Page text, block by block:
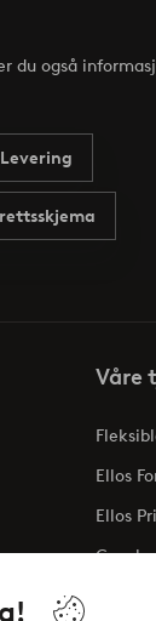
du også
Levering
Våre
Ellos
Ellos